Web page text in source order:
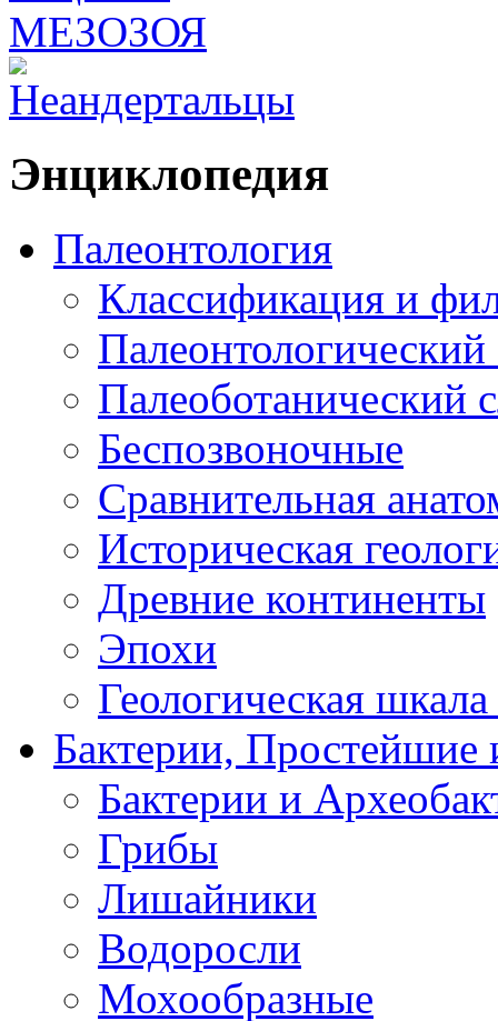
Энциклопедия
Палеонтология
Классификация и
Палеонтологический
Палеоботанический
Беспозвоночные
Сравнительная
Историческая
Древние континенты
Эпохи
Геологическая
Бактерии, Простейшие
Бактерии и
Грибы
Лишайники
Водоросли
Мохообразные